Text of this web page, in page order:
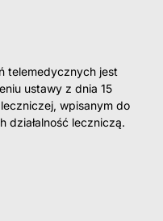
telemedycznych jest
ustawy z dnia 15
wpisanym do
działalność leczniczą.